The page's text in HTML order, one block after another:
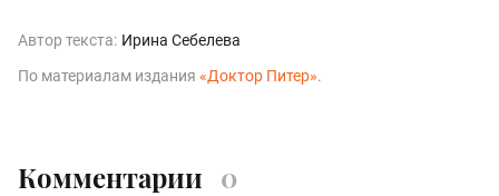
Автор текста: Ирина Себелева
По материалам издания «Доктор Питер».
Комментарии 0